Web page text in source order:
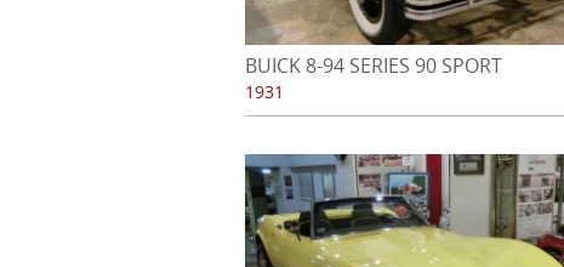
BUICK 8-94 SERIES 90 SPORT
ROADSTER - 1931
1931